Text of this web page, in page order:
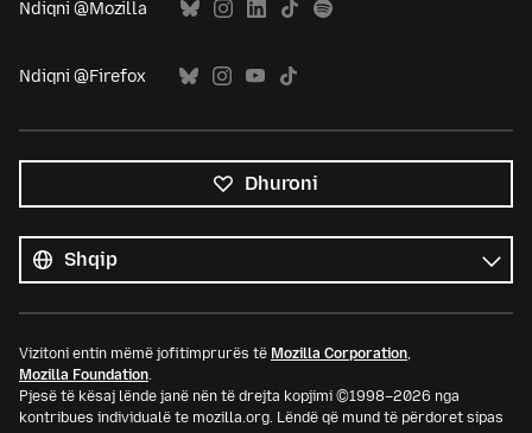
Ndiqni @Mozilla
Ndiqni @Firefox
Dhuroni
gjuhët
Gjuhë
Vizitoni entin mëmë jofitimprurës të Mozilla Corporation,
Mozilla Foundation.
Pjesë të kësaj lënde janë nën të drejta kopjimi ©1998–2026 nga
kontribues individualë te mozilla.org. Lëndë që mund të përdoret sipas